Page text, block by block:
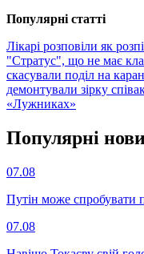
Популярнi статтi
Лікарі розповіли як
"Стратус", що не має
скасували поділ на
демонтували зірку
«Лужниках»
Популярнi
07.08
Путін може спробувати
07.08